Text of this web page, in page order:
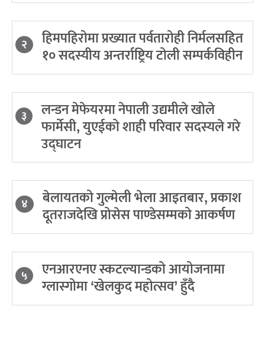
२ हिमपहिरोमा प्रख्यात पर्वतारोही निर्मलसहित
१० सदस्यीय अन्तर्राष्ट्रिय टोली सम्पर्कविहीन
३ लन्डन मेफेयरमा नेपाली उद्यमीले खोले
फार्मेसी, युएईको शाही परिवार सदस्यले गरे
उद्घाटन
४ बेलायतको गुल्मेली भेला आइतबार, प्रकाश
दूतराजदेखि प्रोसेस पाण्डेसम्मको आकर्षण
५ एनआरएनए स्कटल्यान्डको आयोजनामा
ग्लास्गोमा ‘खेलकुद महोत्सव’ हुँदै